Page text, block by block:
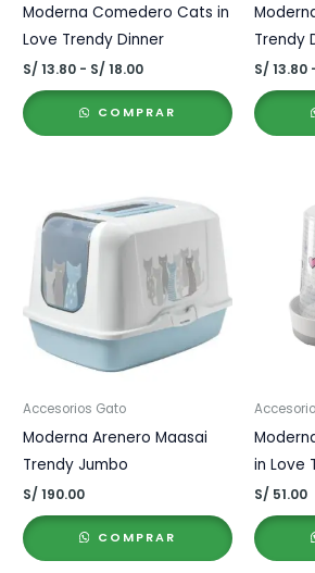
Moderna Comedero Cats in
Love Trendy Dinner
S/ 13.80 - S/ 18.00Rango
desde
S/ 13.80
COMPRAR
Trendy
S/ 13.80
Accesorios Gato
Moderna Arenero Maasai
Trendy Jumbo
S/ 190.00
COMPRAR
in Love
S/ 51.00